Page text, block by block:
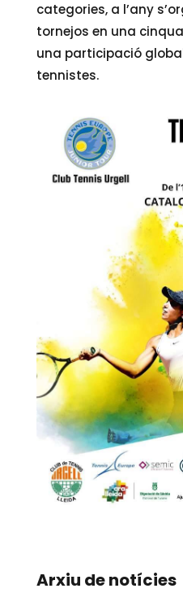
categories, a l’any
tornejos en una
una participació
tennistes.
Arxiu de notícies